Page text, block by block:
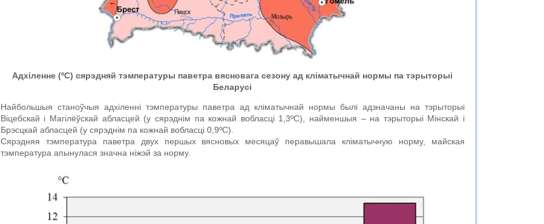
Адхіленне (ºС) сярэдняй тэмпературы паветра вясновага сезону ад кліматычнай нормы па тэрыторыі
Беларусі
Найбольшыя станоўчыя адхіленні тэмпературы паветра ад кліматычнай нормы былі адзначаны на тэрыторыі
Віцебскай і Магілёўскай абласцей (у сярэднім па кожнай вобласці 1,3ºС), найменшыя – на тэрыторыі Мінскай і
Брэсцкай абласцей (у сярэднім па кожнай вобласці 0,9ºС).
Сярэдняя тэмпература паветра двух першых вясновых месяцаў перавышала кліматычную норму, майская
тэмпература апынулася значна ніжэй за норму.